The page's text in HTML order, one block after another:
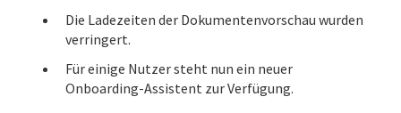
Die Ladezeiten der Dokumentenvorschau wurden
verringert.
Für einige Nutzer steht nun ein neuer
Onboarding-Assistent zur Verfügung.